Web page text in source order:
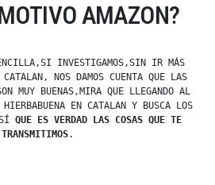
AMAZON?
INVESTIGAMOS,SIN IR MÁS
NOS DAMOS CUENTA QUE LAS
MUY BUENAS,MIRA QUE LLEGANDO AL
HIERBABUENA EN CATALAN Y BUSCA LOS
QUE ES VERDAD LAS COSAS QUE TE
TRANSMITIMOS.